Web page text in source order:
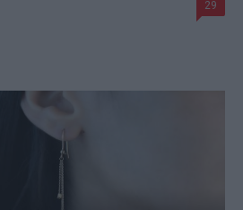
29